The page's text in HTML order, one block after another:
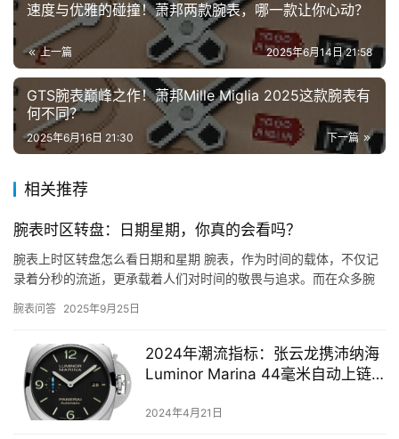
速度与优雅的碰撞！萧邦两款腕表，哪一款让你心动？
上一篇 2025年6月14日 21:58
GTS腕表巅峰之作！萧邦Mille Miglia 2025这款腕表有
何不同？
下一篇
2025年6月16日 21:30
相关推荐
腕表时区转盘：日期星期，你真的会看吗？
腕表上时区转盘怎么看日期和星期 腕表，作为时间的载体，不仅记
录着分秒的流逝，更承载着人们对时间的敬畏与追求。而在众多腕
利。…
腕表问答 2025年9月25日
2024年潮流指标：张云龙携沛纳海
Luminor Marina 44毫米自动上链
2024年4月21日